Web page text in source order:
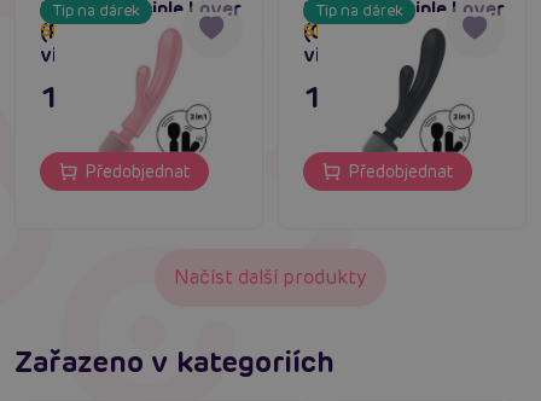
Tip na dárek
Satisfyer Triple Lover
(Pink), skvělý multi
vibrátor
Skladem do týdne
1 195 Kč
Předobjednat
Tip na dárek
Satisfyer Triple Lover
(Grey), skvělý multi
vibrátor
Skladem do týdne
1 195 Kč
Předobjednat
Načíst další produkty
Zařazeno v kategoriích